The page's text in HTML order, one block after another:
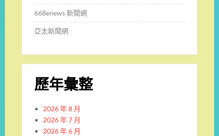
668enews 新聞網
亞太新聞網
歷年彙整
2026 年 8 月
2026 年 7 月
2026 年 6 月